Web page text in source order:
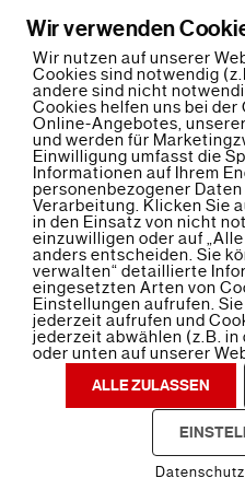
Erste Referenz
Kontakt
©Elektroservice
Powered byAR-
Wir verwenden
Wir nutzen auf unserer
Cookies sind notwendig
andere sind nicht
Cookies helfen uns bei
Online-Angebotes,
und werden für
Einwilligung umfasst die
Informationen auf Ihrem
personenbezogener
Verarbeitung. Klicken Sie
in den Einsatz von nicht
einzuwilligen oder auf
anders entscheiden. Sie
verwalten“ detaillierte
eingesetzten Arten von
Einstellungen aufrufen.
jederzeit aufrufen und
jederzeit abwählen (z.B.
oder unten auf unserer
ALLE ZULASSEN
Datenschutz